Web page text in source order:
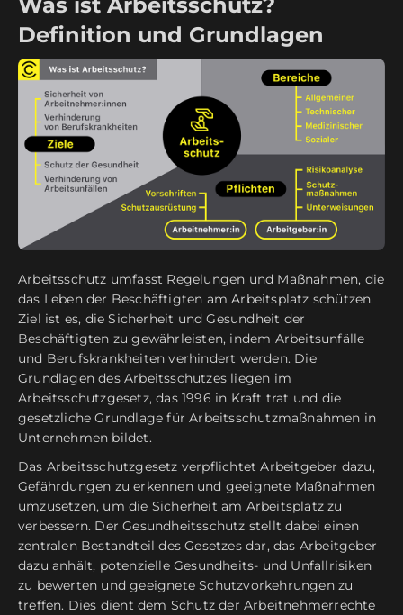
Definition und Grundlagen
Arbeitsschutz umfasst Regelungen und Maßnahmen, die
das Leben der Beschäftigten am Arbeitsplatz schützen.
Ziel ist es, die Sicherheit und Gesundheit der
Beschäftigten zu gewährleisten, indem Arbeitsunfälle
und Berufskrankheiten verhindert werden. Die
Grundlagen des Arbeitsschutzes liegen im
Arbeitsschutzgesetz, das 1996 in Kraft trat und die
gesetzliche Grundlage für Arbeitsschutzmaßnahmen in
Unternehmen bildet.
Das Arbeitsschutzgesetz verpflichtet Arbeitgeber dazu,
Gefährdungen zu erkennen und geeignete Maßnahmen
umzusetzen, um die Sicherheit am Arbeitsplatz zu
verbessern. Der Gesundheitsschutz stellt dabei einen
zentralen Bestandteil des Gesetzes dar, das Arbeitgeber
dazu anhält, potenzielle Gesundheits- und Unfallrisiken
zu bewerten und geeignete Schutzvorkehrungen zu
treffen. Dies dient dem Schutz der Arbeitnehmerrechte